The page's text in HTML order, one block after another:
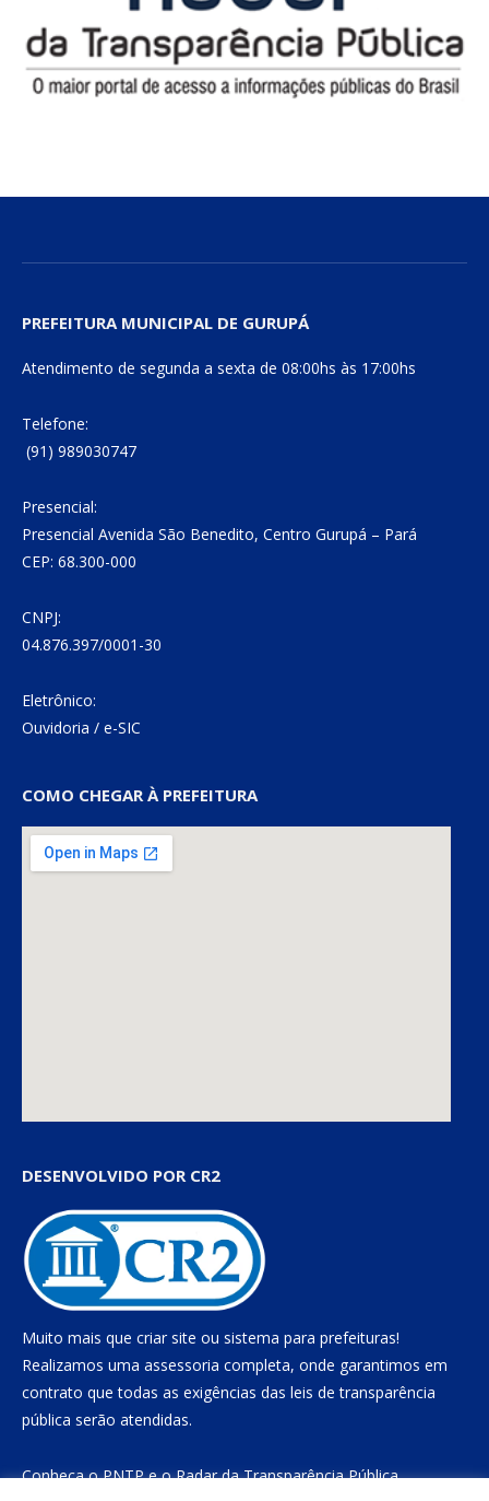
PREFEITURA MUNICIPAL DE GURUPÁ
Atendimento de segunda a sexta de 08:00hs às 17:00hs
Telefone:
(91) 989030747
Presencial:
Presencial Avenida São Benedito, Centro Gurupá – Pará
CEP: 68.300-000
CNPJ:
04.876.397/0001-30
Eletrônico:
Ouvidoria / e-SIC
COMO CHEGAR À PREFEITURA
DESENVOLVIDO POR CR2
Muito mais que criar site ou sistema para prefeituras!
Realizamos uma assessoria completa, onde garantimos em
contrato que todas as exigências das leis de transparência
pública serão atendidas.
Conheça oPNTPe oRadar da Transparência Pública